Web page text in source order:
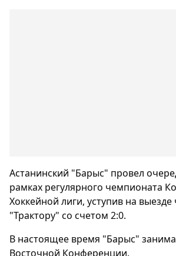
Астанинский "Барыс" провел
рамках регулярного чемпионата
Хоккейной лиги, уступив на
"Трактору" со счетом 2:0.
В настоящее время "Барыс"
Восточной Конференции.